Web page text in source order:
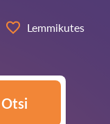
Lemmikutes
Otsi